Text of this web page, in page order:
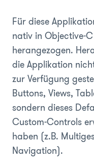
Für diese
nativ in Objective-
herangezogen.
die Applikation
zur Verfügung
Buttons, Views,
sondern dieses
Custom-Controls
haben (z.B.
Navigation).